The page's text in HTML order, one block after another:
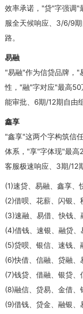
效率承诺，"贷"字强调"
服全天候响应、3/6/9
路。
易融
"易融"作为信贷品牌，"
性，"融"字对应"最高
能审批、6期/12期自由
鑫享
"鑫享"这两个字构筑信
体系，"享"字体现"最高
客服极速响应、3期/12
(1)速贷、易融、鑫享、
(2)借呗、花薪、闪银、
(3)速融、易借、快钱、
(4)借钱、速银、融贷、
(5)贷呗、银信、速钱、
(6)快借、信融、贷融、
(7)钱贷、借融、银贷、
(8)融信、贷易、金借、
(9)借钱、贷金、融银、